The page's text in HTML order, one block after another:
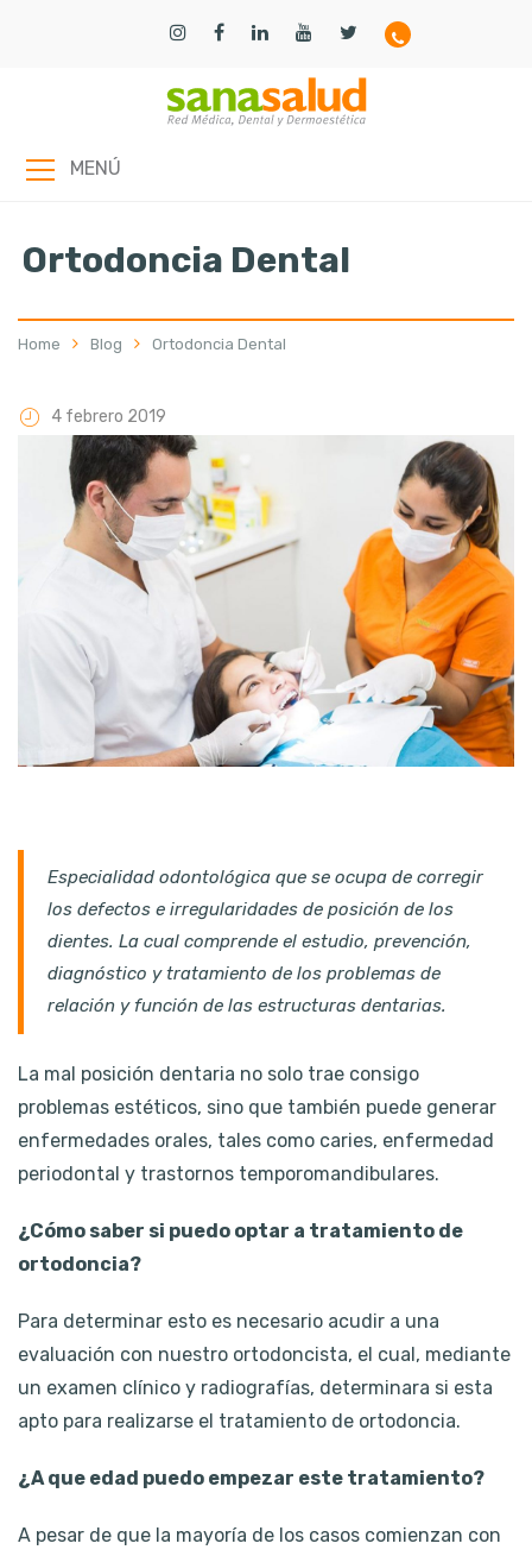
MENÚ
Ortodoncia Dental
Home Blog Ortodoncia Dental
4 febrero 2019
Especialidad odontológica que se ocupa de corregir
los defectos e irregularidades de posición de los
dientes. La cual comprende el estudio, prevención,
diagnóstico y tratamiento de los problemas de
relación y función de las estructuras dentarias.
La mal posición dentaria no solo trae consigo
problemas estéticos, sino que también puede generar
enfermedades orales, tales como caries, enfermedad
periodontal y trastornos temporomandibulares.
¿Cómo saber si puedo optar a tratamiento de
ortodoncia?
Para determinar esto es necesario acudir a una
evaluación con nuestro ortodoncista, el cual, mediante
un examen clínico y radiografías, determinara si esta
apto para realizarse el tratamiento de ortodoncia.
¿A que edad puedo empezar este tratamiento?
A pesar de que la mayoría de los casos comienzan con